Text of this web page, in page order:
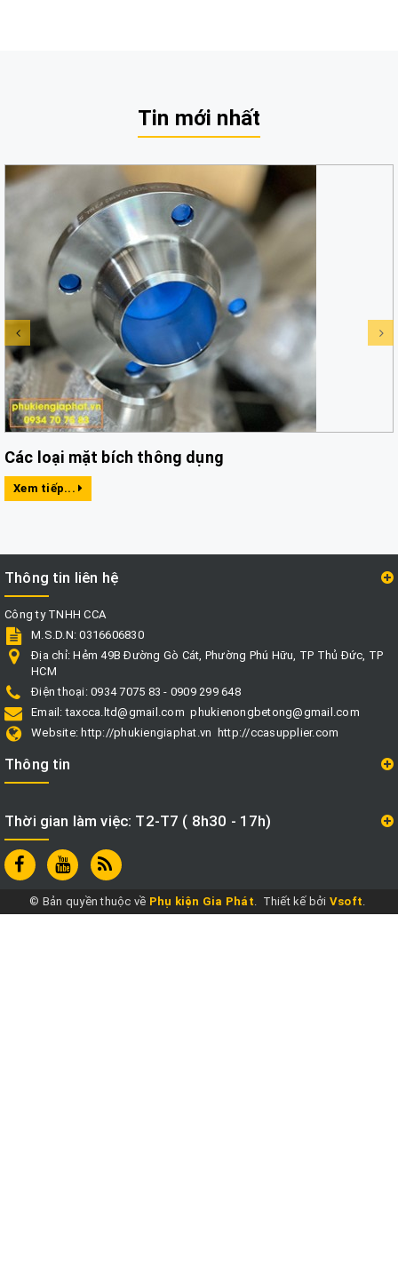
Tin mới nhất
Các loại mặt bích thông dụng
Xem tiếp...
Thông tin liên hệ
Công ty TNHH CCA
M.S.D.N: 0316606830
Địa chỉ:Hẻm 49B Đường Gò Cát, Phường Phú Hữu, TP Thủ Đức, TP
HCM
Điện thoại: 0934 7075 83 - 0909 299 648
Email:taxcca.ltd@gmail.com phukienongbetong@gmail.com
Website: http://phukiengiaphat.vn http://ccasupplier.com
Thông tin
Thời gian làm việc: T2-T7 ( 8h30 - 17h)
© Bản quyền thuộc về Phụ kiện Gia Phát. Thiết kế bởi Vsoft.